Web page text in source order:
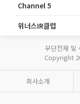
Channel 5
위너스IR클럽
무단전재 및
Copyright
회사소개